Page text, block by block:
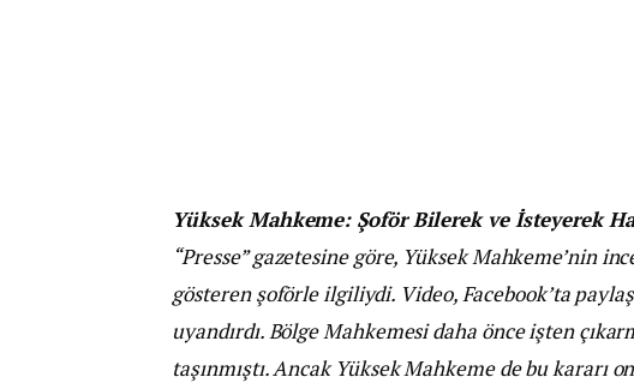
Yüksek Mahkeme: Şoför Bilerek ve İsteyerek
“Presse” gazetesine göre, Yüksek Mahkeme’nin
gösteren şoförle ilgiliydi. Video, Facebook’ta
uyandırdı. Bölge Mahkemesi daha önce işten
taşınmıştı. Ancak Yüksek Mahkeme de bu kararı